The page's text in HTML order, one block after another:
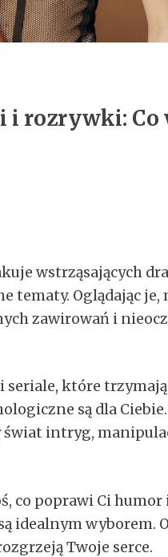
i rozrywki: Co
wstrząsających
tematy. Oglądając je,
zawirowań i
seriale, które trzymają
są dla
świat intryg,
co poprawi Ci humor
idealnym wyborem.
Twoje serce.